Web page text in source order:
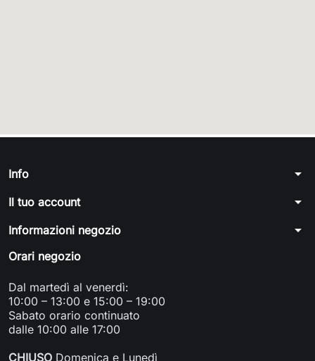
Info arrow_drop_down
Il tuo account arrow_drop_down
Informazioni negozio arrow_drop_down
Orari negozio
Dal martedì al venerdì:
10:00 – 13:00 e 15:00 – 19:00
Sabato orario continuato
dalle 10:00 alle 17:00
CHIUSO Domenica e Lunedì